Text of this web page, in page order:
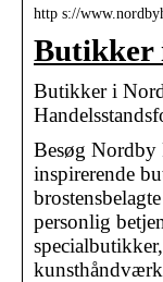
http s://
Butikker
Butikker i
Besøg Nordby
inspirerende
personlig